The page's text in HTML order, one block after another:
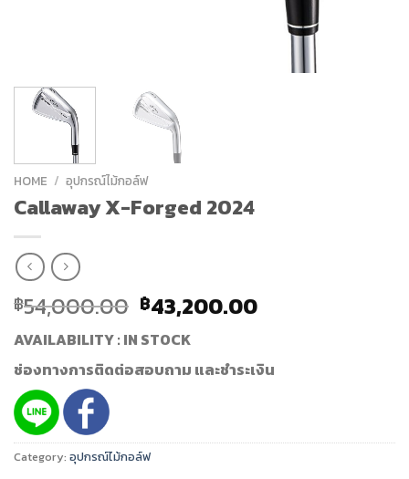
HOME / อุปกรณ์ไม้กอล์ฟ
Callaway X-Forged 2024
฿54,000.00 ฿43,200.00
AVAILABILITY : IN STOCK
ช่องทางการติดต่อสอบถาม และชำระเงิน
Category: อุปกรณ์ไม้กอล์ฟ